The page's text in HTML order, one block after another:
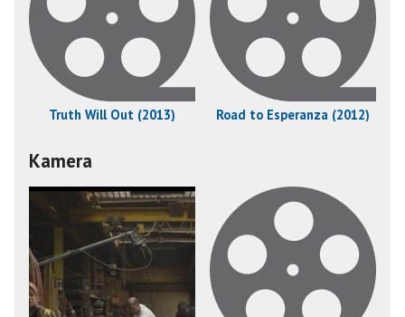
Truth Will Out (2013) Road to Esperanza (2012)
Kamera